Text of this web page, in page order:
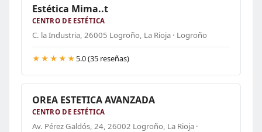
Estética Mima..t
CENTRO DE ESTÉTICA
C. la Industria, 26005 Logroño, La Rioja · Logroño
★★★★★ 5.0 (35 reseñas)
OREA ESTETICA AVANZADA
CENTRO DE ESTÉTICA
Av. Pérez Galdós, 24, 26002 Logroño, La Rioja ·